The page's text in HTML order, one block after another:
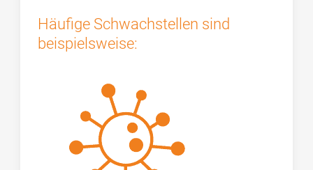
Häufige Schwachstellen sind
beispielsweise: